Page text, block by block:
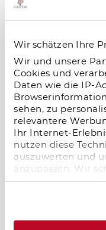
Wir schätzen Ihre
Wir und unsere
Cookies und
Daten wie die IP-
sehen, zu
relevantere
Ihr Internet-
nutzen diese
auszuwerten und
anzupassen. Wir
Daher fragen wir
Wachstum,
09.01.2026
Microliving-
hoher
attraktiven
zukunftsstarkes
Salzgitter im